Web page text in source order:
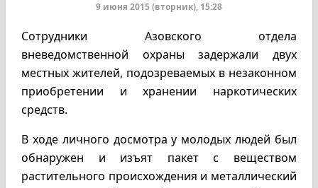
9 июня 2015 (вторник), 15:28
Сотрудники Азовского отдела
вневедомственной охраны задержали двух
местных жителей, подозреваемых в незаконном
приобретении и хранении наркотических
средств.
В ходе личного досмотра у молодых людей был
обнаружен и изъят пакет с веществом
растительного происхождения и металлический